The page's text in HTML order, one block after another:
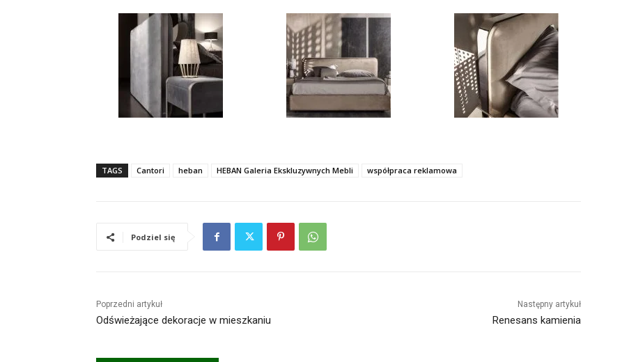
TAGS Cantori heban HEBAN Galeria Ekskluzywnych Mebli współpraca reklamowa
Podziel się
Poprzedni artykuł
Odświeżające dekoracje w mieszkaniu
Następny artykuł
Renesans kamienia